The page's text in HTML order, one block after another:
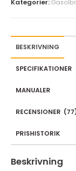
u
m
s
Kategorier:
BESKRIVNING
SPECIFIKATIONER
MANUALER
RECENSIONER (77
PRISHISTORIK
Beskrivning